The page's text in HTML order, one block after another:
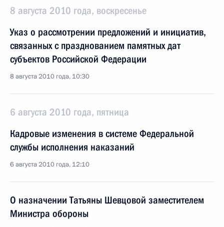
8 августа 2010 года, воскресенье
Указ о рассмотрении предложений и инициатив,
связанных с празднованием памятных дат
субъектов Российской Федерации
8 августа 2010 года, 10:30
6 августа 2010 года, пятница
Кадровые изменения в системе Федеральной
службы исполнения наказаний
6 августа 2010 года, 12:10
О назначении Татьяны Шевцовой заместителем
Министра обороны